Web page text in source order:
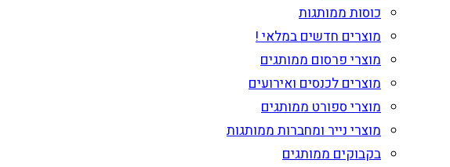
כוסות ממותגות
מוצרים חדשים במלאי !
מוצרי פרסום ממותגים
מוצרים לכנסים ואירועים
מוצרי ספורט ממותגים
מוצרי נייר ומחברות ממותגות
בקבוקים ממותגים